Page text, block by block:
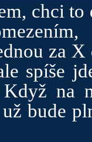
chci to
za
spíše
Když na
bude